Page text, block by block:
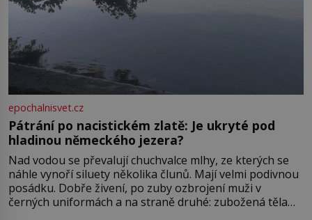
epochalnisvet.cz
Pátrání po nacistickém zlatě: Je ukryté pod
hladinou německého jezera?
Nad vodou se převalují chuchvalce mlhy, ze kterých se
náhle vynoří siluety několika člunů. Mají velmi podivnou
posádku. Dobře živení, po zuby ozbrojení muži v
černých uniformách a na straně druhé: zubožená těla